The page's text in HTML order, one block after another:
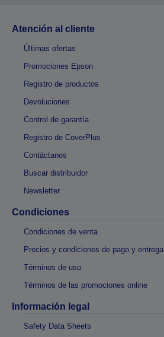
Atención al cliente
Últimas ofertas
Promociones Epson
Registro de productos
Devoluciones
Control de garantía
Registro de CoverPlus
Contáctanos
Buscar distribuidor
Newsletter
Condiciones
Condiciones de venta
Precios y condiciones de pago y entrega
Términos de uso
Términos de las promociones online
Información legal
Safety Data Sheets